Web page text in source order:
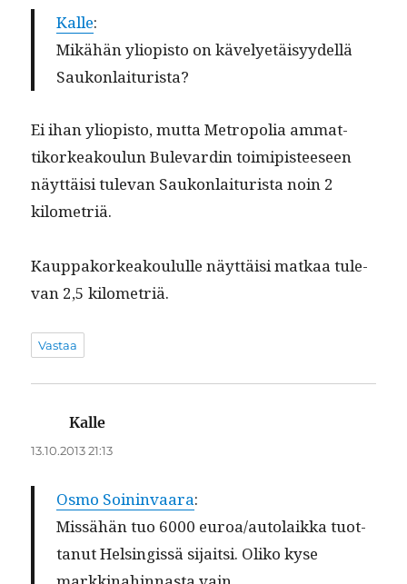
Kalle:
Mikähän yliopis­to on käve­lyetäisyy­del­lä
Saukonlaiturista?
Ei ihan yliopis­to, mut­ta Metropo­lia ammat­
tiko­rkeak­oulun Bule­vardin toimip­is­teeseen
näyt­täisi tule­van Saukon­lai­tur­ista noin 2
kilometriä.
Kaup­pako­rkeak­oul­ulle näyt­täisi matkaa tule­
van 2,5 kilometriä.
Vastaa
Kalle
13.10.2013 21:13
Osmo Soin­in­vaara:
Mis­sähän tuo 6000 euroa/autolaikka tuot­
tanut Helsingis­sä sijait­si. Oliko kyse